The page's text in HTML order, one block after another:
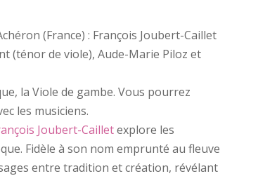
(France) : François Joubert-Caillet
(ténor de viole), Aude-Marie Piloz et
la Viole de gambe. Vous pourrez
les musiciens.
Joubert-Cailletexplore les
Fidèle à son nom emprunté au fleuve
entre tradition et création, révélant